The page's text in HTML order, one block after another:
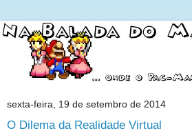
sexta-feira, 19 de setembro de 2014
O Dilema da Realidade Virtual